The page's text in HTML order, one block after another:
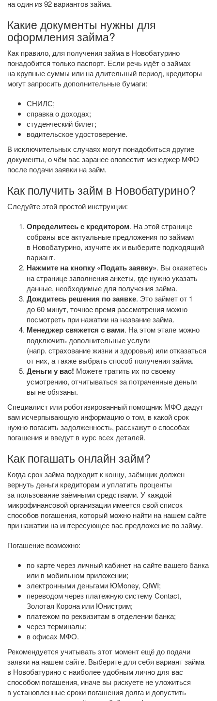
на один из 92 вариантов займа.
Какие документы нужны для
оформления займа?
Как правило, для получения займа в Новобатурино
понадобится только паспорт. Если речь идёт о займах
на крупные суммы или на длительный период, кредиторы
могут запросить дополнительные бумаги:
СНИЛС;
справка о доходах;
студенческий билет;
водительское удостоверение.
В исключительных случаях могут понадобиться другие
документы, о чём вас заранее оповестит менеджер МФО
после подачи заявки на займ.
Как получить займ в Новобатурино?
Следуйте этой простой инструкции:
Определитесь с кредитором. На этой странице
собраны все актуальные предложения по займам
в Новобатурино, изучите их и выберите подходящий
вариант.
Нажмите на кнопку «Подать заявку». Вы окажетесь
на странице заполнения анкеты, где нужно указать
данные, необходимые для получения займа.
Дождитесь решения по заявке. Это займет от 1
до 60 минут, точное время рассмотрения можно
посмотреть при нажатии на название займа.
Менеджер свяжется с вами. На этом этапе можно
подключить дополнительные услуги
(напр. страхование жизни и здоровья) или отказаться
от них, а также выбрать способ получения займа.
Деньги у вас! Можете тратить их по своему
усмотрению, отчитываться за потраченные деньги
вы не обязаны.
Специалист или роботизированный помощник МФО дадут
вам исчерпывающую информацию о том, в какой срок
нужно погасить задолженность, расскажут о способах
погашения и введут в курс всех деталей.
Как погашать онлайн займ?
Когда срок займа подходит к концу, заёмщик должен
вернуть деньги кредиторам и уплатить проценты
за пользование заёмными средствами. У каждой
микрофинансовой организации имеется свой список
способов погашения, который можно найти на нашем сайте
при нажатии на интересующее вас предложение по займу.
Погашение возможно:
по карте через личный кабинет на сайте вашего банка
или в мобильном приложении;
электронными деньгами ЮMoney, QIWI;
переводом через платежную систему Contact,
Золотая Корона или Юнистрим;
платежом по реквизитам в отделении банка;
через терминалы;
в офисах МФО.
Рекомендуется учитывать этот момент ещё до подачи
заявки на нашем сайте. Выберите для себя вариант займа
в Новобатурино с наиболее удобным лично для вас
способом погашения, иначе вы рискуете не уложиться
в установленные сроки погашения долга и допустить